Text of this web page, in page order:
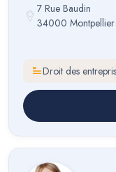
7 Rue Baudin
34000 Montpellier
Droit des